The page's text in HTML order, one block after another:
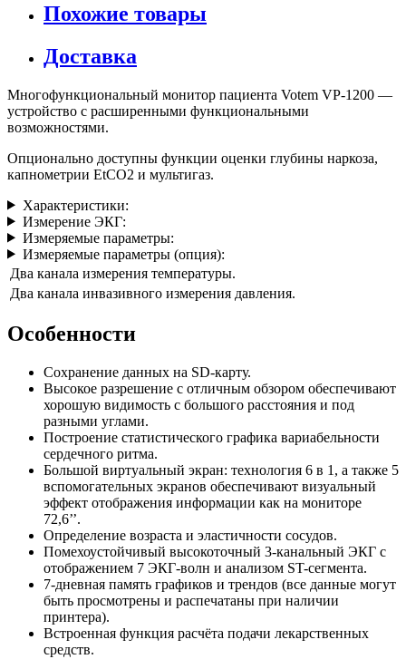
Похожие товары
Доставка
Многофункциональный монитор пациента Votem VP-1200 —
устройство с расширенными функциональными
возможностями.
Опционально доступны функции оценки глубины наркоза,
капнометрии EtCO2 и мультигаз.
Характеристики:
Измерение ЭКГ:
Измеряемые параметры:
Измеряемые параметры (опция):
Два канала измерения температуры.
Два канала инвазивного измерения давления.
Особенности
Сохранение данных на SD-карту.
Высокое разрешение с отличным обзором обеспечивают
хорошую видимость с большого расстояния и под
разными углами.
Построение статистического графика вариабельности
сердечного ритма.
Большой виртуальный экран: технология 6 в 1, а также 5
вспомогательных экранов обеспечивают визуальный
эффект отображения информации как на мониторе
72,6’’.
Определение возраста и эластичности сосудов.
Помехоустойчивый высокоточный 3-канальный ЭКГ с
отображением 7 ЭКГ-волн и анализом ST-сегмента.
7-дневная память графиков и трендов (все данные могут
быть просмотрены и распечатаны при наличии
принтера).
Встроенная функция расчёта подачи лекарственных
средств.